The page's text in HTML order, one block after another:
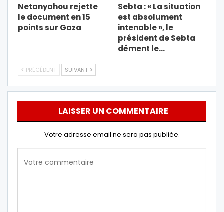
Netanyahou rejette
le document en 15
points sur Gaza
Sebta : « La situation
est absolument
intenable », le
président de Sebta
dément le…
PRÉCÉDENT SUIVANT
LAISSER UN COMMENTAIRE
Votre adresse email ne sera pas publiée.